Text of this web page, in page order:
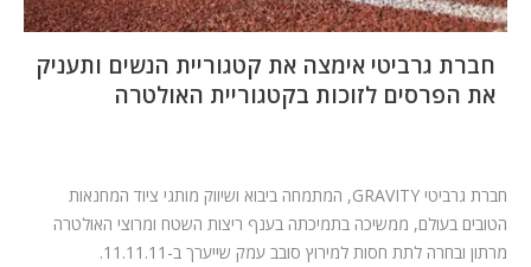
חברת גרביטי אימצה את קטגוריית הנשים ותעניק
את הפרסים לזוכות בקטגוריית האולטרה
חברת גרביטי GRAVITY, המתמחה ביבוא ושיווק מותגי ציוד המחנאות
הטובים בעולם, ממשיכה בתמיכתה בענף ריצות השטח ומרוצי האולטרה
מרתון ובחרה לתת חסות למירוץ סובב עמק שייערך ב-11.11.11.